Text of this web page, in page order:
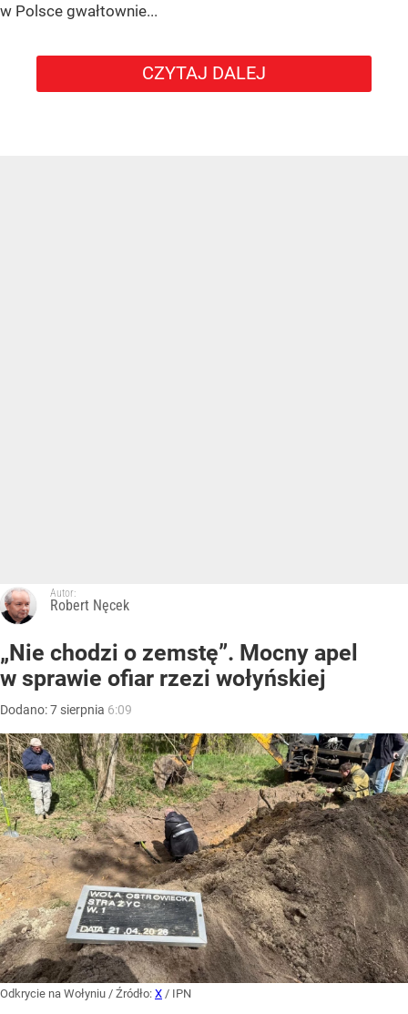
w Polsce gwałtownie...
CZYTAJ DALEJ
Autor:
Robert Nęcek
„Nie chodzi o zemstę”. Mocny apel
w sprawie ofiar rzezi wołyńskiej
Dodano:7 sierpnia 6:09
Odkrycie na Wołyniu / Źródło: X / IPN